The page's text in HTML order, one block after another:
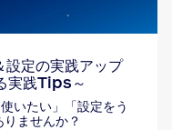
定の実践アップ
実践Tips～
いたい」「設定をう
ませんか？